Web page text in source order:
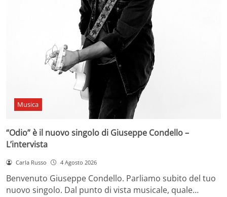
Musica
“Odio” è il nuovo singolo di Giuseppe Condello –
L’intervista
Carla Russo 4 Agosto 2026
Benvenuto Giuseppe Condello. Parliamo subito del tuo
nuovo singolo. Dal punto di vista musicale, quale…